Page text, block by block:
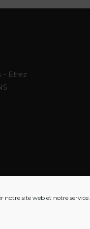
notre site web et notre service.
– Etrez